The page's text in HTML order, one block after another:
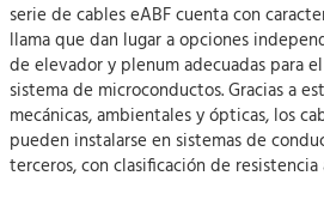
serie de cables eABF cuenta con
llama que dan lugar a opciones
de elevador y plenum adecuadas para
sistema de microconductos. Gracias a
mecánicas, ambientales y ópticas, los
pueden instalarse en sistemas de
terceros, con clasificación de resistencia